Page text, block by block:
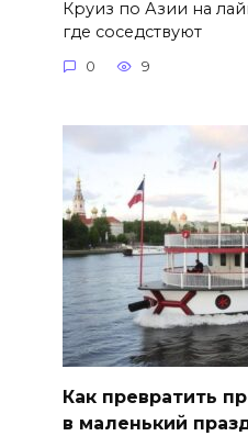
Круиз по Азии на
где соседствуют
0 9
Как превратить
в маленький